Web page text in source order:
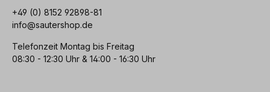
+49 (0) 8152 92898-81
info@sautershop.de
Telefonzeit Montag bis Freitag
08:30 - 12:30 Uhr & 14:00 - 16:30 Uhr